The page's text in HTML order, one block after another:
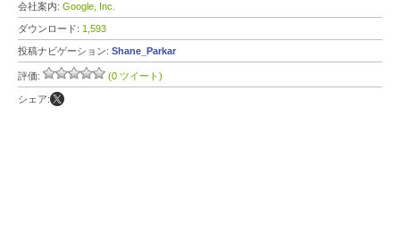
会社案内: Google, Inc.
ダウンロード: 1,593
投稿ナビゲーション: Shane_Parkar
評価: (0 ツイート)
シェア: